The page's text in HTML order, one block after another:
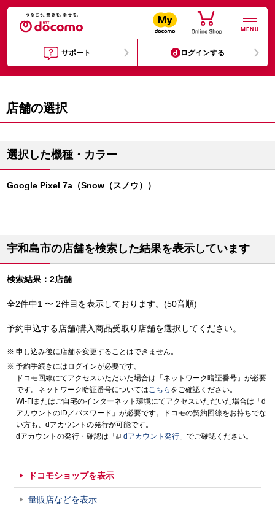
MENU
サポート ログインする
店舗の選択
選択した機種・カラー
Google Pixel 7a（Snow（スノウ））
宇和島市の店舗を検索した結果を表示しています
検索結果：2店舗
全2件中1 〜 2件目を表示しております。(50音順)
予約申込する店舗/購入商品受取り店舗を選択してください。
申し込み後に店舗を変更することはできません。
予約手続きにはログインが必要です。
ドコモ回線にてアクセスいただいた場合は「ネットワーク暗証番号」が必要
です。ネットワーク暗証番号についてはこちら をご確認ください。
Wi-Fiまたはご自宅のインターネット環境にてアクセスいただいた場合は「d
アカウントのID／パスワード」が必要です。ドコモの契約回線をお持ちでな
い方も、dアカウントの発行が可能です。
dアカウントの発行・確認は「
dアカウント発行 」でご確認ください。
ドコモショップを表示
量販店などを表示